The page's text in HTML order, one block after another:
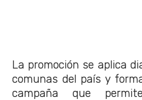
La promoción se aplica
comunas del país y
campaña que